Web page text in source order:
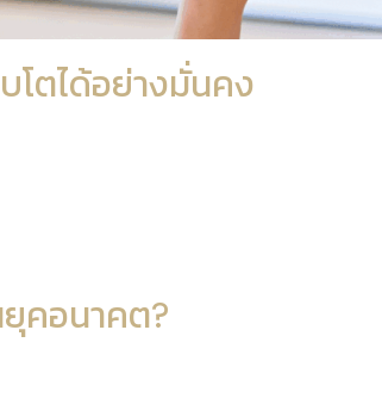
โตได้อย่างมั่นคง
ยุคอนาคต?